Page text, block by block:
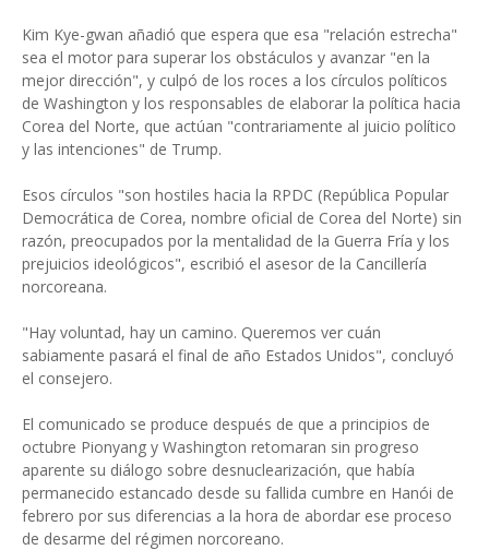
Kim Kye-gwan añadió que espera que esa "relación estrecha"
sea el motor para superar los obstáculos y avanzar "en la
mejor dirección", y culpó de los roces a los círculos políticos
de Washington y los responsables de elaborar la política hacia
Corea del Norte, que actúan "contrariamente al juicio político
y las intenciones" de Trump.
Esos círculos "son hostiles hacia la RPDC (República Popular
Democrática de Corea, nombre oficial de Corea del Norte) sin
razón, preocupados por la mentalidad de la Guerra Fría y los
prejuicios ideológicos", escribió el asesor de la Cancillería
norcoreana.
"Hay voluntad, hay un camino. Queremos ver cuán
sabiamente pasará el final de año Estados Unidos", concluyó
el consejero.
El comunicado se produce después de que a principios de
octubre Pionyang y Washington retomaran sin progreso
aparente su diálogo sobre desnuclearización, que había
permanecido estancado desde su fallida cumbre en Hanói de
febrero por sus diferencias a la hora de abordar ese proceso
de desarme del régimen norcoreano.